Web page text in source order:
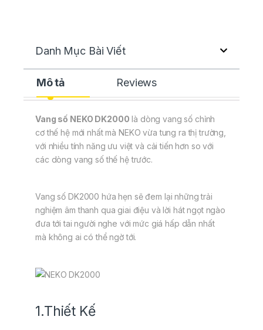
Danh Mục Bài Viết
Mô tả Reviews
Vang số NEKO DK2000 là dòng vang số chỉnh
cơ thế hệ mới nhất mà NEKO vừa tung ra thị trường,
với nhiều tính năng ưu việt và cải tiến hơn so với
các dòng vang số thế hệ trước.
Vang số DK2000 hứa hẹn sẽ đem lại những trải
nghiệm âm thanh qua giai điệu và lời hát ngọt ngào
đưa tới tai người nghe với mức giá hấp dẫn nhất
mà không ai có thể ngờ tới.
1.Thiết Kế